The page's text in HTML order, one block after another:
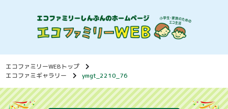
エコファミリーWEBトップ
エコファミギャラリー
ymgt_2210_76